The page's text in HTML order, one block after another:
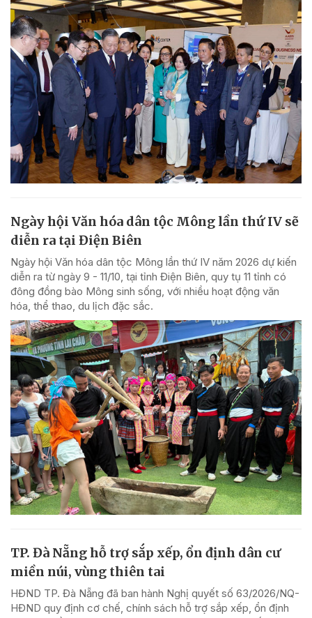
Ngày hội Văn hóa dân tộc Mông lần thứ IV sẽ
diễn ra tại Điện Biên
Ngày hội Văn hóa dân tộc Mông lần thứ IV năm 2026 dự kiến
diễn ra từ ngày 9 - 11/10, tại tỉnh Điện Biên, quy tụ 11 tỉnh có
đông đồng bào Mông sinh sống, với nhiều hoạt động văn
hóa, thể thao, du lịch đặc sắc.
TP. Đà Nẵng hỗ trợ sắp xếp, ổn định dân cư
miền núi, vùng thiên tai
HĐND TP. Đà Nẵng đã ban hành Nghị quyết số 63/2026/NQ-
HĐND quy định cơ chế, chính sách hỗ trợ sắp xếp, ổn định